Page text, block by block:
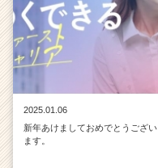
2025.01.06
新年あけましておめでとうござい
ます。